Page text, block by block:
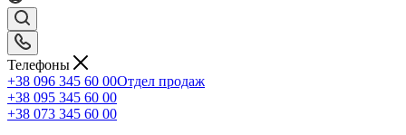
Телефоны
+38 096 345 60 00Отдел продаж
+38 095 345 60 00
+38 073 345 60 00